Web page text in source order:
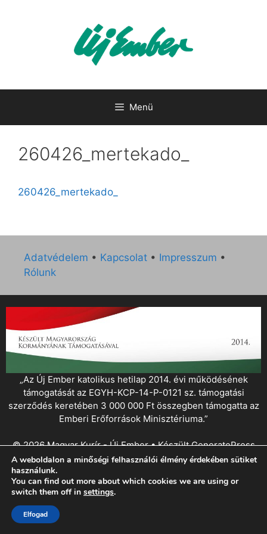
Menü
260426_mertekado_
260426_mertekado_
Adatvédelem • Kapcsolat • Impresszum •
Rólunk
„Az Új Ember katolikus hetilap 2014. évi működésének
támogatását az EGYH-KCP-14-P-0121 sz. támogatási
szerződés keretében 3 000 000 Ft összegben támogatta az
Emberi Erőforrások Minisztériuma.”
© 2026 Magyar Kurír - Új Ember• KészültGeneratePress
A weboldalon a minőségi felhasználói élmény érdekében sütiket
használunk.
You can find out more about which cookies we are using or
switch them off in settings.
Elfogad